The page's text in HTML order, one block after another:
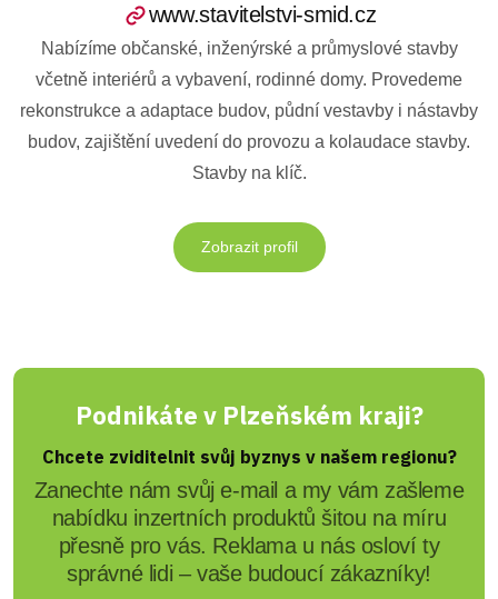
www.stavitelstvi-smid.cz
Nabízíme občanské, inženýrské a průmyslové stavby
včetně interiérů a vybavení, rodinné domy. Provedeme
rekonstrukce a adaptace budov, půdní vestavby i nástavby
budov, zajištění uvedení do provozu a kolaudace stavby.
Stavby na klíč.
Zobrazit profil
Podnikáte v Plzeňském kraji?
Chcete zviditelnit svůj byznys v našem regionu?
Zanechte nám svůj e-mail a my vám zašleme
nabídku inzertních produktů šitou na míru
přesně pro vás. Reklama u nás osloví ty
správné lidi – vaše budoucí zákazníky!